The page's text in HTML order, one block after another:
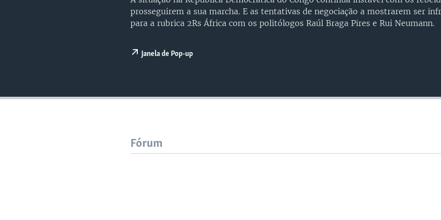
prosseguirem a sua marcha. E as tentativas de negociação a mostrarem ser
para a rubrica 2Rs África com os politólogos Raúl Braga Pires e Rui Neumann.
Janela de Pop-up
Fórum